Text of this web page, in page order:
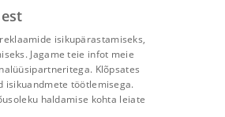
isikupärastamiseks,
Jagame teie infot meie
Klõpsates
isikuandmete töötlemisega.
haldamise kohta leiate